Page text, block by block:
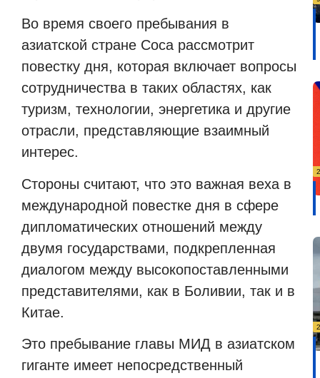
Во время своего пребывания в
азиатской стране Соса рассмотрит
повестку дня, которая включает вопросы
сотрудничества в таких областях, как
туризм, технологии, энергетика и другие
отрасли, представляющие взаимный
интерес.
Стороны считают, что это важная веха в
международной повестке дня в сфере
дипломатических отношений между
двумя государствами, подкрепленная
диалогом между высокопоставленными
представителями, как в Боливии, так и в
Китае.
Это пребывание главы МИД в азиатском
гиганте имеет непосредственный